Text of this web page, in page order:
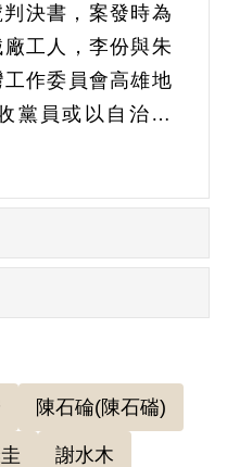
決書，案發時為
工人，李份與朱
作委員會高雄地
黨員或以自治協
進會等名義密籌
月4日被羈押。
部以《懲治叛亂
組織」判處有期
刑期結束。
金會提出申請，
臨時董事會審核通
原判決僅依據其
陳石碖(陳石磮)
謝水木